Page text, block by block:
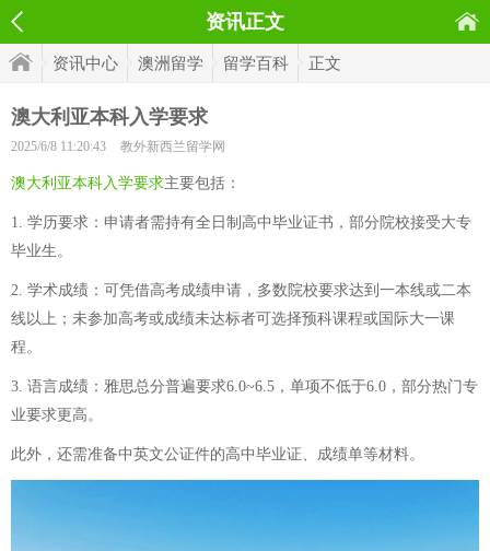
资讯正文
资讯中心 澳洲留学 留学百科 正文
澳大利亚本科入学要求
2025/6/8 11:20:43 教外新西兰留学网
澳大利亚本科入学要求主要包括：
1. 学历要求：申请者需持有全日制高中毕业证书，部分院校接受大专
毕业生。
2. 学术成绩：可凭借高考成绩申请，多数院校要求达到一本线或二本
线以上；未参加高考或成绩未达标者可选择预科课程或国际大一课
程。
3. 语言成绩：雅思总分普遍要求6.0~6.5，单项不低于6.0，部分热门专
业要求更高。
此外，还需准备中英文公证件的高中毕业证、成绩单等材料。